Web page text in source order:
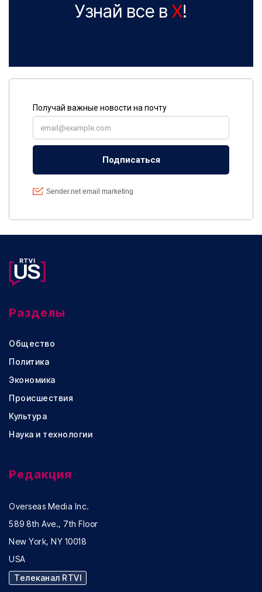
Узнай все в X!
Разделы
Общество
Политика
Экономика
Происшествия
Культура
Наука и технологии
Редакция
Overseas Media Inc.
589 8th Ave., 7th Floor
New York, NY 10018
USA
Телеканал RTVI